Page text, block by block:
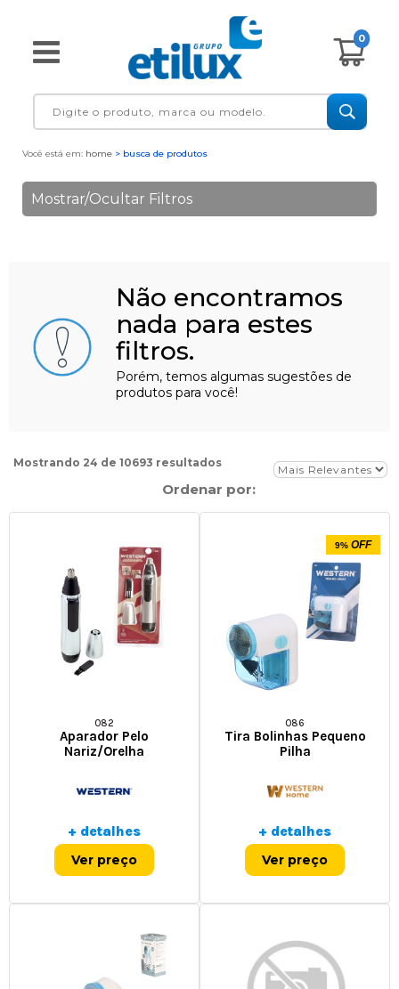
0
Você está em: home > busca de produtos
Mostrar/Ocultar Filtros
Não encontramos
nada para estes
filtros.
Porém, temos algumas sugestões de
produtos para você!
Mostrando 24 de 10693 resultados
Ordenar por:
082
Aparador Pelo
Nariz/orelha
+ detalhes
Ver preço
9% OFF
086
Tira Bolinhas Pequeno
Pilha
+ detalhes
Ver preço